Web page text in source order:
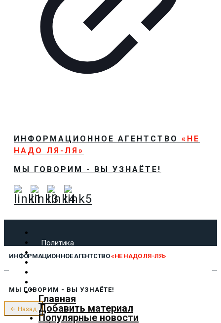
ИНФОРМАЦИОННОЕ АГЕНТСТВО «НЕ
НАДО ЛЯ-ЛЯ»
МЫ ГОВОРИМ - ВЫ УЗНАЁТЕ!
Политика
Экономика
Культура
Предложить новость
О нас
ИНФОРМАЦИОННОЕ АГЕНТСТВО«НЕ НАДО ЛЯ-ЛЯ»
Главная
Добавить материал
Популярные новости
МЫ ГОВОРИМ - ВЫ УЗНАЁТЕ!
← Назад